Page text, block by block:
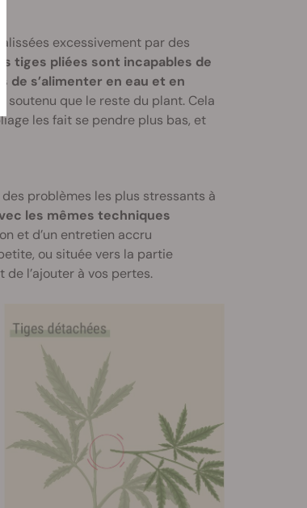
excessivement par des
tiges pliées sont incapables de
de s’alimenter en eau et en
soutenu que le reste du plant. Cela
les fait se pendre plus bas, et
problèmes les plus stressants à
les mêmes techniques
et d’un entretien accru
ou située vers la partie
l’ajouter à vos pertes.